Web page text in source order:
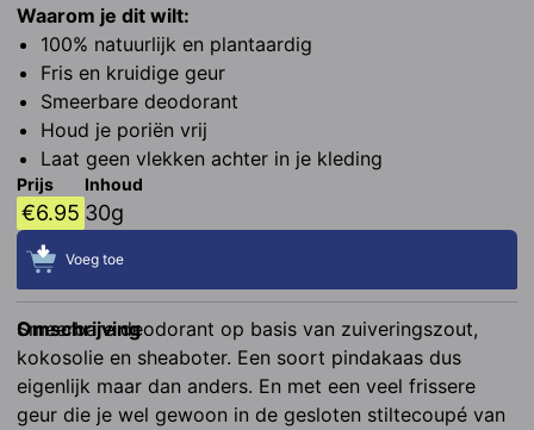
Waarom je dit wilt:
100% natuurlijk en plantaardig
Fris en kruidige geur
Smeerbare deodorant
Houd je poriën vrij
Laat geen vlekken achter in je kleding
Prijs
€6.95
Inhoud
30g
Voeg toe
Omschrijving
Smeerbare deodorant op basis van zuiveringszout,
kokosolie en sheaboter. Een soort pindakaas dus
eigenlijk maar dan anders. En met een veel frissere
geur die je wel gewoon in de gesloten stiltecoupé van